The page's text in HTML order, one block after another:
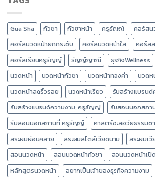
Gua Sha กัวซา กัวซาหน้า ครูธัญญ์
คอร์สน
คอร์สนวดหน้ายกกระชับ
คอร์สนวดหน้าใส
คอร์ส
คอร์สเรียนครูธัญญ์
ธัญญ์ญาณี ธุรกิจWellness
นวดหน้า
นวดหน้ากัวซา นวดหน้าทองคำ
นวดห
นวดหน้าลดริ้วรอย
นวดหน้าเรียว
รับสร้างแบรนด์
รับสร้างแบรนด์ความงาม: ครูธัญญ์
รับสอนนอกสถา
รับสอนนอกสถานที่ ครูธัญญ์
ศาสตร์ชะลอวัยธรรมช
สระผมผ่อนคลาย
สระผมสไตล์เวียดนาม
สระผมเ
สอนนวดหน้า
สอนนวดหน้ากัวซา
สอนนวดหน้าเปิ
หลักสูตรนวดหน้า
อยากเป็นเจ้าของธุรกิจความงาม